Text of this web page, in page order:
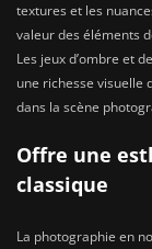
textures et les
valeur des éléments
Les jeux d’ombre et
une richesse visuelle
dans la scène
Offre une
classique
La photographie en